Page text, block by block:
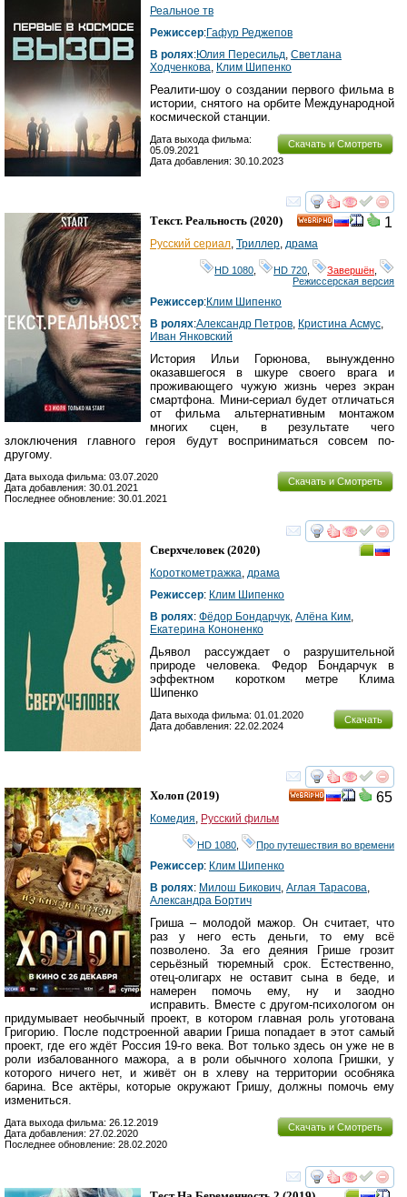
Реальное тв
Режиссер:Гафур Реджепов
В ролях:Юлия Пересильд, Светлана
Ходченкова, Клим Шипенко
Реалити-шоу о создании первого фильма в
истории, снятого на орбите Международной
космической станции.
Скачать и Смотреть
Дата выхода фильма:
05.09.2021
Дата добавления: 30.10.2023
смотреть
1
Текст. Реальность (2020)
Русский сериал, Триллер, драма
HD 1080 HD 720 Завершён
Режиссерская версия
Режиссер:Клим Шипенко
В ролях:Александр Петров, Кристина Асмус,
Иван Янковский
История Ильи Горюнова, вынужденно
оказавшегося в шкуре своего врага и
проживающего чужую жизнь через экран
смартфона. Мини-сериал будет отличаться
от фильма альтернативным монтажом
многих сцен, в результате чего
злоключения главного героя будут восприниматься совсем по-
другому.
Скачать и Смотреть
Дата выхода фильма: 03.07.2020
Дата добавления: 30.01.2021
Последнее обновление: 30.01.2021
смотреть
Сверхчеловек (2020)
Короткометражка, драма
Режиссер: Клим Шипенко
В ролях: Фёдор Бондарчук, Алёна Ким,
Екатерина Кононенко
Дьявол рассуждает о разрушительной
природе человека. Федор Бондарчук в
эффектном коротком метре Клима
Шипенко
Скачать
Дата выхода фильма: 01.01.2020
Дата добавления: 22.02.2024
смотреть
65
Холоп (2019)
Комедия, Русский фильм
HD 1080 Про путешествия во времени
Режиссер: Клим Шипенко
В ролях: Милош Бикович, Аглая Тарасова,
Александра Бортич
Гриша – молодой мажор. Он считает, что
раз у него есть деньги, то ему всё
позволено. За его деяния Грише грозит
серьёзный тюремный срок. Естественно,
отец-олигарх не оставит сына в беде, и
намерен помочь ему, ну и заодно
исправить. Вместе с другом-психологом он
придумывает необычный проект, в котором главная роль уготована
Григорию. После подстроенной аварии Гриша попадает в этот самый
проект, где его ждёт Россия 19-го века. Вот только здесь он уже не в
роли избалованного мажора, а в роли обычного холопа Гришки, у
которого ничего нет, и живёт он в хлеву на территории особняка
барина. Все актёры, которые окружают Гришу, должны помочь ему
измениться.
Скачать и Смотреть
Дата выхода фильма: 26.12.2019
Дата добавления: 27.02.2020
Последнее обновление: 28.02.2020
смотреть